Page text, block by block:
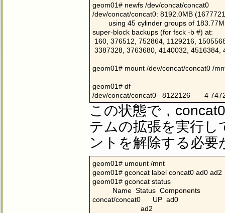
geom01# newfs /dev/concat/concat0
/dev/concat/concat0: 8192.0MB
using 45 cylinder groups of
super-block backups (for fsck -b #) at:
160, 376512, 752864, 1129216,
3387328, 3763680, 4140032,
geom01# mount /dev/concat/concat0 /
geom01# df
/dev/concat/concat0   8122126       4
この状態で，
テムの拡張を実行
ントを解除する必要
geom01# umount /mnt
geom01# gconcat label concat0 ad0 ad2
geom01# gconcat status
          Name  Status  Components
concat/concat0      UP  ad0
                        ad2